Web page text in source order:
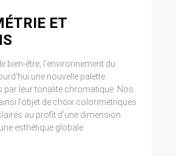
ET
bien-être, l’environnement du
une nouvelle palette
par leur tonalité chromatique. Nos
l’objet de choix colorimétriques
au profit d’une dimension
esthétique globale